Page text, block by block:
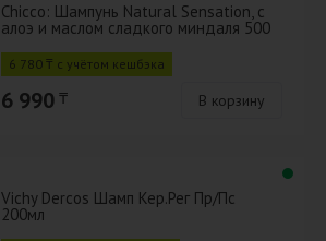
Chicco: Шампунь Natural Sensation, с
алоэ и маслом сладкого миндаля 500
6 780 ₸ с учётом кешбэка
6 990 ₸ В корзину
Vichy Dercos Шамп Кер.Рег Пр/Пс
200мл